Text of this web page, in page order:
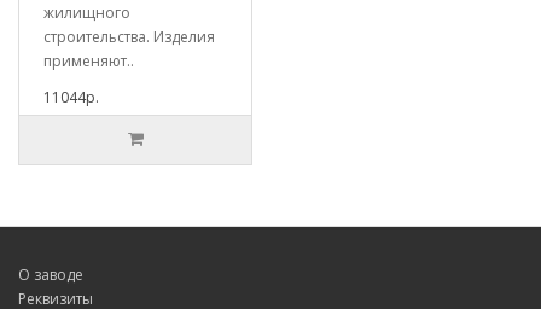
жилищного
строительства. Изделия
применяют..
11044р.
О заводе
Реквизиты